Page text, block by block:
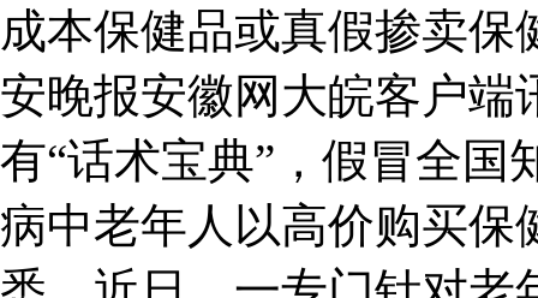
成本保健品或真假掺卖
安晚报安徽网大皖客户端
有“话术宝典”，假冒全国
病中老年人以高价购买